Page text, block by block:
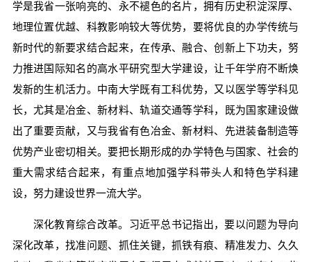
学是我省一张响亮的、永不褪色的名片，拥有历史积淀深厚、
地理位置优越、科教影响较大等优势，要将优良的办学传统与
新时代的新要求结合起来，在传承、融合、创新上下功夫，努
力推进国际知名的高水平研究型大学建设，让千年学府不断焕
发新的生机活力。中南大学既有工科优势，又以医学等学科见
长，尤其是冶金、新材料、轨道交通等学科，既为国家建设做
出了重要贡献，又与我省有色冶金、新材料、先进装备制造等
优势产业密切相关。要把长期形成的办学特色与国家、社会的
重大需求结合起来，有重点地加强学科带头人和特色学科建
设，努力建设世界一流大学。
深化教育综合改革。习近平总书记指出，要以问题为导向
深化改革，找准问题、抓住关键，抓铁有痕、精准发力、久久